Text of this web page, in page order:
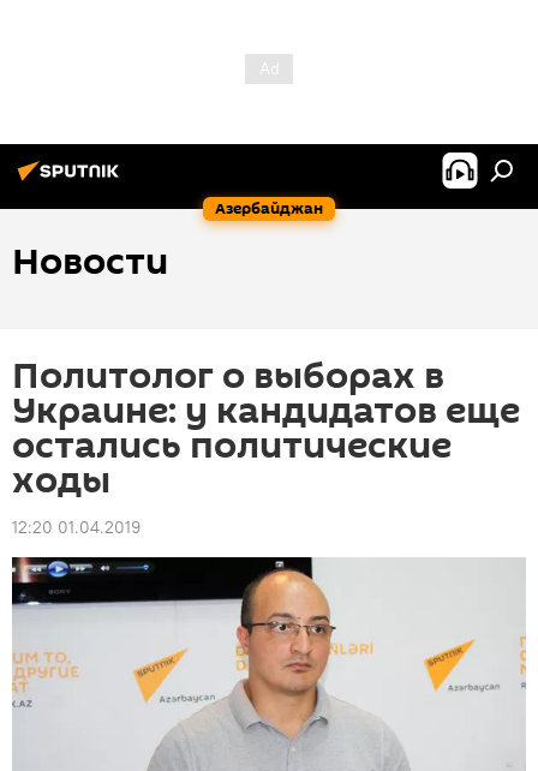
Азербайджан
Новости
Политолог о выборах в
Украине: у кандидатов еще
остались политические
ходы
12:20 01.04.2019